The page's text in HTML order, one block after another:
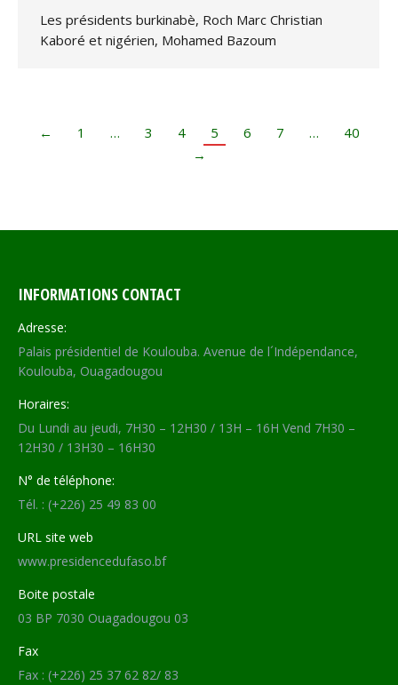
Les présidents burkinabè, Roch Marc Christian
Kaboré et nigérien, Mohamed Bazoum
← 1 … 3 4 5 6 7 …
40
→
INFORMATIONS CONTACT
Adresse:
Palais présidentiel de Koulouba. Avenue de l´Indépendance,
Koulouba, Ouagadougou
Horaires:
Du Lundi au jeudi, 7H30 – 12H30 / 13H – 16H Vend 7H30 –
12H30 / 13H30 – 16H30
N° de téléphone:
Tél. : (+226) 25 49 83 00
URL site web
www.presidencedufaso.bf
Boite postale
03 BP 7030 Ouagadougou 03
Fax
Fax : (+226) 25 37 62 82/ 83